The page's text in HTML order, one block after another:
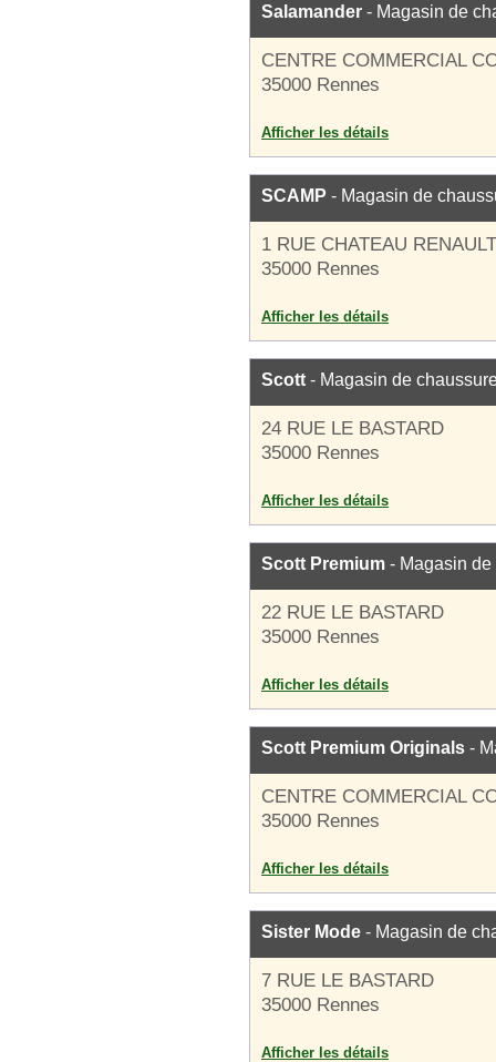
Salamander - Magasin de
CENTRE COMMERCIAL
35000 Rennes
Afficher les détails
SCAMP - Magasin de
1 RUE CHATEAU RENAULT
35000 Rennes
Afficher les détails
Scott - Magasin de
24 RUE LE BASTARD
35000 Rennes
Afficher les détails
Scott Premium - Magasin
22 RUE LE BASTARD
35000 Rennes
Afficher les détails
Scott Premium Originals -
CENTRE COMMERCIAL
35000 Rennes
Afficher les détails
Sister Mode - Magasin de
7 RUE LE BASTARD
35000 Rennes
Afficher les détails